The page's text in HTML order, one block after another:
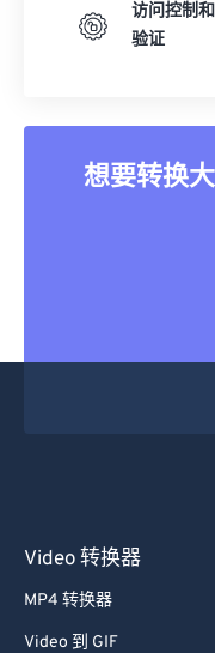
访问控制和
验证
想要转换
Video 转换器
MP4 转换器
Video 到 GIF